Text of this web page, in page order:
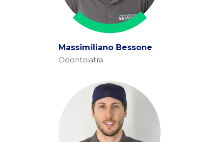
Massimiliano Bessone
Odontoiatra